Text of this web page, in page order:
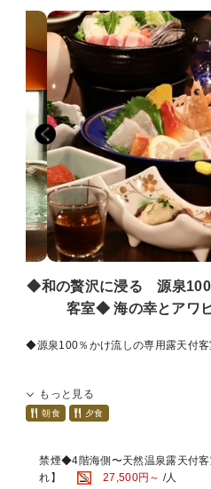
※いずれもご予約時またはご宿泊前
※ご宿泊当日では対応できない場合
*:..。o○*:..。o○*:..。o○
◆夕食◆ 18：00〜20：00 または
季節のお造盛をメインに、前菜、煮
鮮会席10品前後をお楽しみいただき
温度を大切にご用意いたします。
夕食は半会席スタイル：
ある程度の品数を最初にご用意の後
いたします。
※写真は一例、季節や仕入れにより異
◆お食事場所について◆
・食事処（広間・衝立）
・個室風食事処「千秋」「蓬莱」
朝食膳をご用意します。
・男女別大浴場、露天風呂：休憩時
・展望貸切露天風呂：事前予約可・1
◆和の贅沢に浸る 源泉100
客室◆ 海の幸とアワ
◆源泉100％かけ流しの専用露天付
インからアウトまで、温泉が常に溢れ
----------ご予約の際のご注意----------
・特定7品目を中心にアレルギー対
けできない場合がございます。
もっと見る
朝食 夕食
禁煙◆4階海側〜天然温泉露天付
れ】
27,500円～ /人